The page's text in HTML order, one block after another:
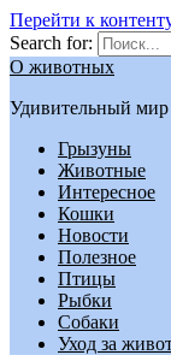
Перейти к
Search for:
О животных
Удивительный
Грызуны
Животные
Интересное
Кошки
Новости
Полезное
Птицы
Рыбки
Собаки
Уход за